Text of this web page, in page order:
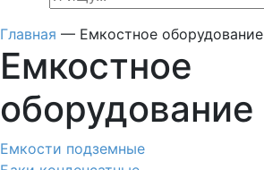
Главная — Емкостное оборудование
Емкостное
оборудование
Емкости подземные